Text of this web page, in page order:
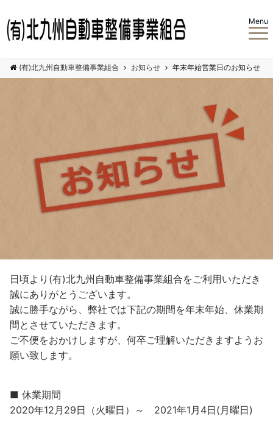
Menu
(有)北九州自動車整備事業組合 お知らせ 年末年始営業日のお知らせ
日頃より(有)北九州自動車整備事業組合をご利用いただき
誠にありがとうございます。
誠に勝手ながら、弊社では下記の期間を年末年始、休業期
間とさせていただきます。
ご不便をおかけしますが、何卒ご理解いただきますようお
願い致します。
■ 休業期間
2020年12月29日（火曜日）～ 2021年1月4日(月曜日)